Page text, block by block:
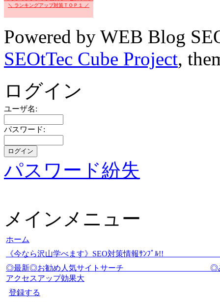
＼ ランキングアップ対策ＴＯＰ１ ／
Powered by WEB Blog
SEOtTec Cube Project,
ログイン
ユーザ名:
パスワード:
パスワード紛失
メインメニュー
ホーム
《今なら沢山学べます》SEO対策情報ｻﾝﾌ
◎最新◎お勧め人気サイトサ
アクセスアップ効果大
登録する